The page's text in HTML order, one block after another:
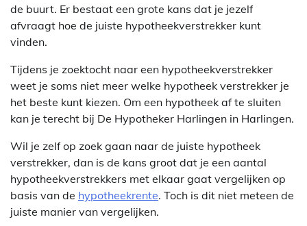
de buurt. Er bestaat een grote kans dat je jezelf
afvraagt hoe de juiste hypotheekverstrekker kunt
vinden.
Tijdens je zoektocht naar een hypotheekverstrekker
weet je soms niet meer welke hypotheek verstrekker je
het beste kunt kiezen. Om een hypotheek af te sluiten
kan je terecht bij De Hypotheker Harlingen in Harlingen.
Wil je zelf op zoek gaan naar de juiste hypotheek
verstrekker, dan is de kans groot dat je een aantal
hypotheekverstrekkers met elkaar gaat vergelijken op
basis van de hypotheekrente. Toch is dit niet meteen de
juiste manier van vergelijken.